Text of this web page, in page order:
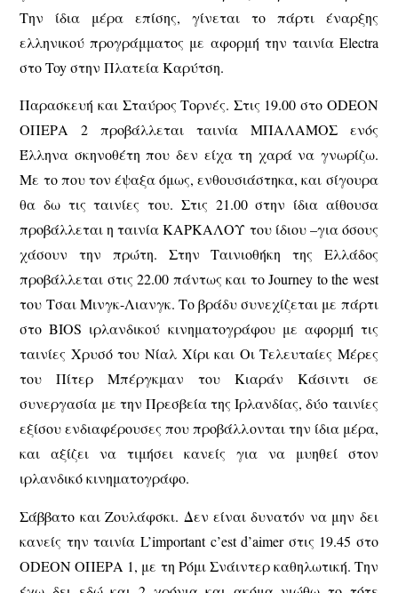
Την ίδια μέρα επίσης, γίνεται το πάρτι έναρξης
ελληνικού προγράμματος με αφορμή την ταινία Electra
στο Toy στην Πλατεία Καρύτση.
Παρασκευή και Σταύρος Τορνές. Στις 19.00 στο ODEON
ΟΠΕΡΑ 2 προβάλλεται ταινία ΜΠΑΛΑΜΟΣ ενός
Έλληνα σκηνοθέτη που δεν είχα τη χαρά να γνωρίζω.
Με το που τον έψαξα όμως, ενθουσιάστηκα, και σίγουρα
θα δω τις ταινίες του. Στις 21.00 στην ίδια αίθουσα
προβάλλεται η ταινία ΚΑΡΚΑΛΟΥ του ίδιου –για όσους
χάσουν την πρώτη. Στην Ταινιοθήκη της Ελλάδος
προβάλλεται στις 22.00 πάντως και το Journey to the west
του Τσαι Μινγκ-Λιανγκ. Το βράδυ συνεχίζεται με πάρτι
στο BIOS ιρλανδικού κινηματογράφου με αφορμή τις
ταινίες Χρυσό του Νίαλ Χίρι και Οι Τελευταίες Μέρες
του Πίτερ Μπέργκμαν του Κιαράν Κάσιντι σε
συνεργασία με την Πρεσβεία της Ιρλανδίας, δύο ταινίες
εξίσου ενδιαφέρουσες που προβάλλονται την ίδια μέρα,
και αξίζει να τιμήσει κανείς για να μυηθεί στον
ιρλανδικό κινηματογράφο.
Σάββατο και Ζουλάφσκι. Δεν είναι δυνατόν να μην δει
κανείς την ταινία L’important c’est d’aimer στις 19.45 στο
ODEON ΟΠΕΡΑ 1, με τη Ρόμι Σνάιντερ καθηλωτική. Την